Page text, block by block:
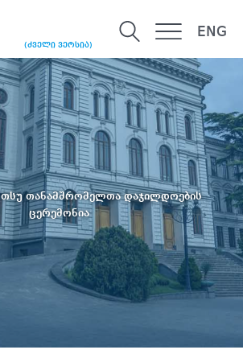
(ძველი ვერსია)
ENG
თსუ თანამშრომელთა დაჯილდოების
ცერემონია